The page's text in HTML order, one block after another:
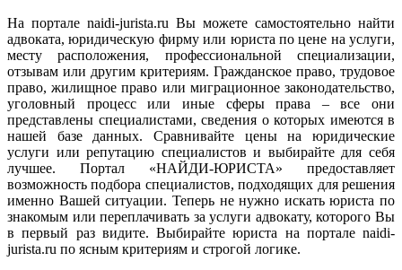
На портале naidi-jurista.ru Вы можете самостоятельно найти
адвоката, юридическую фирму или юриста по цене на услуги,
месту расположения, профессиональной специализации,
отзывам или другим критериям. Гражданское право, трудовое
право, жилищное право или миграционное законодательство,
уголовный процесс или иные сферы права – все они
представлены специалистами, сведения о которых имеются в
нашей базе данных. Сравнивайте цены на юридические
услуги или репутацию специалистов и выбирайте для себя
лучшее. Портал «НАЙДИ-ЮРИСТА» предоставляет
возможность подбора специалистов, подходящих для решения
именно Вашей ситуации. Теперь не нужно искать юриста по
знакомым или переплачивать за услуги адвокату, которого Вы
в первый раз видите. Выбирайте юриста на портале naidi-
jurista.ru по ясным критериям и строгой логике.